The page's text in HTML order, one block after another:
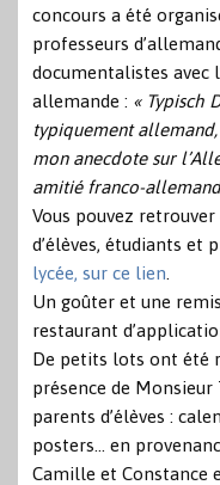
concours a été
professeurs
documentalistes avec
allemande : « Typisch
typiquement
mon anecdote sur
amitié franco-
Vous pouvez
d’élèves, étudiants et
lycée, sur ce lien
Un goûter et une
restaurant
De petits lots ont été
présence de
parents d’élèves :
posters… en
Camille et Constance